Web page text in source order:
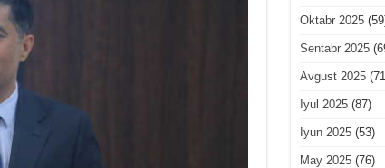
Oktabr 2025
Sentabr 2025
Avgust 2025
Iyul 2025(87)
Iyun 2025(53)
May 2025(76)